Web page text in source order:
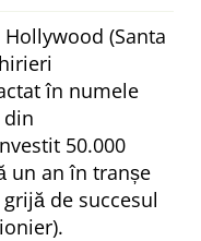
(Santa
în numele
50.000
un an în tranșe
de succesul